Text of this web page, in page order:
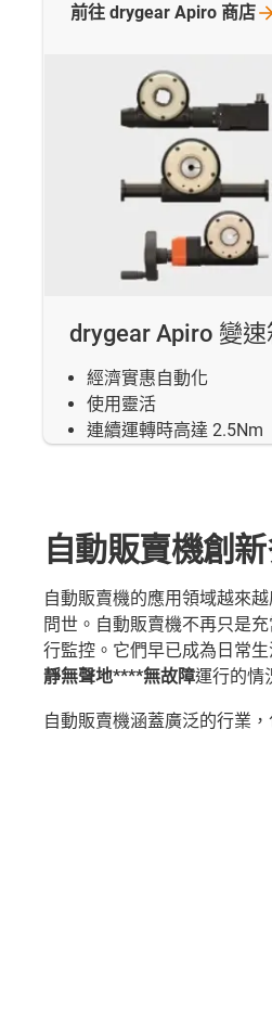
drygear Apiro 變
經濟實惠自動化
使用靈活
連續運轉時高達 2.5Nm
前往 drygear Apiro 商店
自動販賣機創
自動販賣機的應用領域越來
問世。自動販賣機不再只是
行監控。它們早已成為日常
靜無聲地****無故障運行的情
自動販賣機涵蓋廣泛的行業